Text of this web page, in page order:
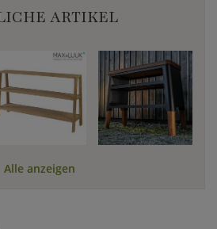
ARTIKEL
Alle anzeigen